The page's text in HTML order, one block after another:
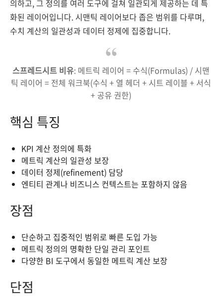
의하고, 그 정의를 여러 도구에 걸쳐 일관되게 제공하는 데 특
화된 레이어입니다. 시맨틱 레이어보다 좁은 범위를 다루며,
수치 계산의 일관성과 데이터 정제에 집중합니다.
스프레드시트 비유: 메트릭 레이어 = 수식(Formulas) / 시맨
틱 레이어 = 전체 워크북(수식 + 열 헤더 + 시트 레이블 + 서식
+ 공유 권한)
핵심 특징
KPI 계산 정의에 특화
메트릭 계산의 일관성 보장
데이터 정제(refinement) 담당
엔티티 관계나 비즈니스 컨텍스트는 포함하지 않음
장점
단순하고 집중적인 범위로 빠른 도입 가능
메트릭 정의의 명확한 단일 관리 포인트
다양한 BI 도구에서 동일한 메트릭 계산 보장
단점